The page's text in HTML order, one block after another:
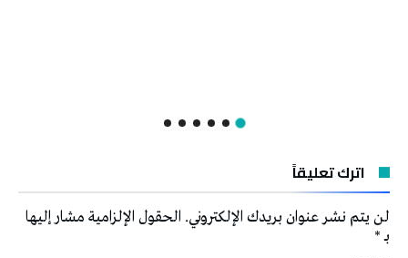
اترك تعليقاً
لن يتم نشر عنوان بريدك الإلكتروني. الحقول الإلزامية مشار إليها
بـ*